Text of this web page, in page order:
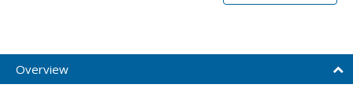
Overview